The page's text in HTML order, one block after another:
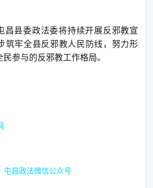
昌县委政法委将持续开展反邪教宣
筑牢全县反邪教人民防线，努力形
参与的反邪教工作格局。
屯昌政法微信公众号